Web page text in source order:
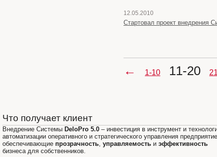
12.05.2010
Стартовал проект внедрения
← 1-10 11-20
Что получает клиент
Внедрение Системы DeloPro 5.0 – инвестиция в инструмент и
автоматизации оперативного и стратегического управления
обеспечивающие прозрачность, управляемость и эффективность
бизнеса для собственников.